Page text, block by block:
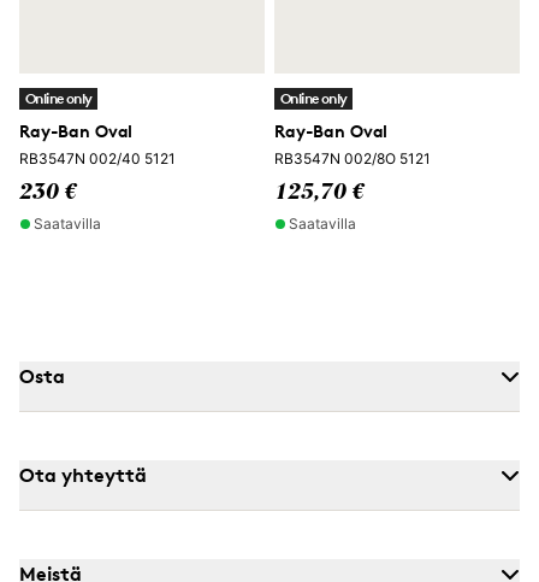
Online only
Ray-Ban Oval
RB3547N 002/40 5121
230 €
Saatavilla
Online only
Ray-Ban Oval
RB3547N 002/8O 5121
125,70 €
Saatavilla
Osta
Ota yhteyttä
Meistä